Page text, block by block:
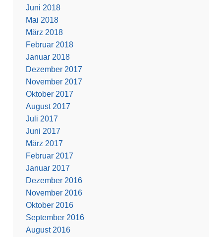
Juni 2018
Mai 2018
März 2018
Februar 2018
Januar 2018
Dezember 2017
November 2017
Oktober 2017
August 2017
Juli 2017
Juni 2017
März 2017
Februar 2017
Januar 2017
Dezember 2016
November 2016
Oktober 2016
September 2016
August 2016